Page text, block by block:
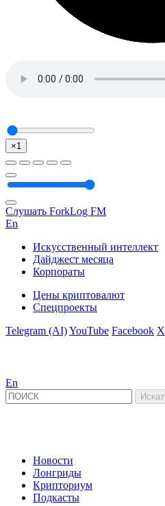
×1
Слушать ForkLog FM
En
Искусственный интеллект
Дайджест месяца
Корпораты
Цены криптовалют
Спецпроекты
Telegram (AI)YouTube Facebook X
En
Новости
Лонгриды
Крипториум
Подкасты